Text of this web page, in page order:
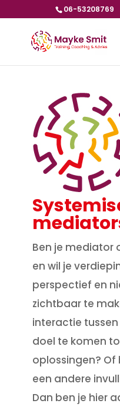
06-53208769
Ben je mediator
en wil je
perspectief en
zichtbaar te
interactie
doel te komen
oplossingen? Of
een andere
Dan ben je hier